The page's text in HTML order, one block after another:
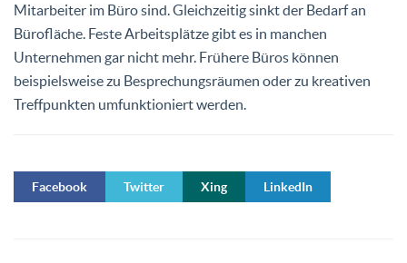
Mitarbeiter im Büro sind. Gleichzeitig sinkt der Bedarf an
Bürofläche. Feste Arbeitsplätze gibt es in manchen
Unternehmen gar nicht mehr. Frühere Büros können
beispielsweise zu Besprechungsräumen oder zu kreativen
Treffpunkten umfunktioniert werden.
Facebook Twitter Xing LinkedIn